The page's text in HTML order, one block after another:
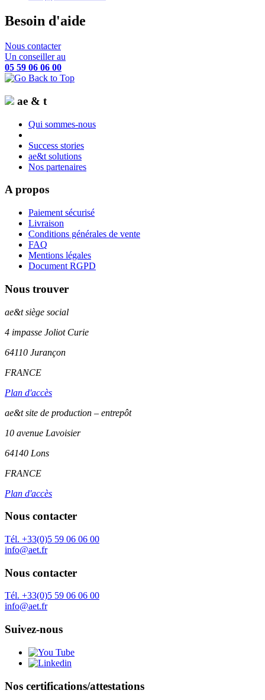
Besoin d'aide
Nous contacter
Un conseiller au
05 59 06 06 00
ae & t
Qui sommes-nous
Success stories
ae&t solutions
Nos partenaires
A propos
Paiement sécurisé
Livraison
Conditions générales de vente
FAQ
Mentions légales
Document RGPD
Nous trouver
ae&tsiège social
4 impasse Joliot Curie
64110 Jurançon
FRANCE
Plan d'accès
ae&t site de production – entrepôt
10 avenue Lavoisier
64140 Lons
FRANCE
Plan d'accès
Nous contacter
Tél. +33(0)5 59 06 06 00
info@aet.fr
Nous contacter
Tél. +33(0)5 59 06 06 00
info@aet.fr
Suivez-nous
Nos certifications/attestations